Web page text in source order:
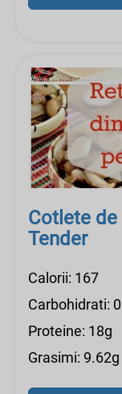
Cotlete
Tender
Calorii: 167
Carbohidrati:
Proteine: 18g
Grasimi: 9.62g